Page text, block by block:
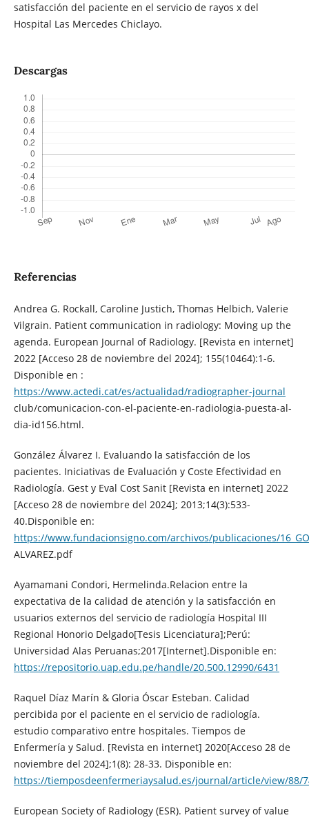
satisfacción del paciente en el servicio de rayos x del
Hospital Las Mercedes Chiclayo.
Descargas
Referencias
Andrea G. Rockall, Caroline Justich, Thomas Helbich, Valerie
Vilgrain. Patient communication in radiology: Moving up the
agenda. European Journal of Radiology. [Revista en internet]
2022 [Acceso 28 de noviembre del 2024]; 155(10464):1-6.
Disponible en :
https://www.actedi.cat/es/actualidad/radiographer-journal
club/comunicacion-con-el-paciente-en-radiologia-puesta-al-
dia-id156.html.
González Álvarez I. Evaluando la satisfacción de los
pacientes. Iniciativas de Evaluación y Coste Efectividad en
Radiología. Gest y Eval Cost Sanit [Revista en internet] 2022
[Acceso 28 de noviembre del 2024]; 2013;14(3):533-
40.Disponible en:
https://www.fundacionsigno.com/archivos/publicaciones/
ALVAREZ.pdf
Ayamamani Condori, Hermelinda.Relacion entre la
expectativa de la calidad de atención y la satisfacción en
usuarios externos del servicio de radiología Hospital III
Regional Honorio Delgado[Tesis Licenciatura];Perú:
Universidad Alas Peruanas;2017[Internet].Disponible en:
https://repositorio.uap.edu.pe/handle/20.500.12990/6431
Raquel Díaz Marín & Gloria Óscar Esteban. Calidad
percibida por el paciente en el servicio de radiología.
estudio comparativo entre hospitales. Tiempos de
Enfermería y Salud. [Revista en internet] 2020[Acceso 28 de
noviembre del 2024];1(8): 28-33. Disponible en:
https://tiemposdeenfermeriaysalud.es/journal/article/view/88/
European Society of Radiology (ESR). Patient survey of value